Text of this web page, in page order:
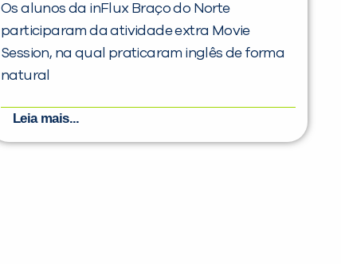
Os alunos da inFlux Braço do Norte
participaram da atividade extra Movie
Session, na qual praticaram inglês de forma
natural
Leia mais...
PEÇA UMA DEMONSTRAÇÃO DE MÉTODO